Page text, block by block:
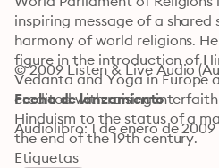
inspiring message of a
harmony of world religions.
figure in the introduction of
Vedanta and Yoga in Europe
credited with raising interfaith
Hinduism to the status of a
the end of the 19th century.
© 2009 Listen & Live Audio
Fecha de lanzamiento
Audiolibro: 1 de enero de 2009
Etiquetas